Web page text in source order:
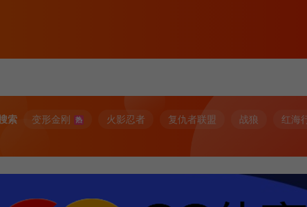
索 变形金刚 热 火影忍者 复仇者联盟 战狼 红海